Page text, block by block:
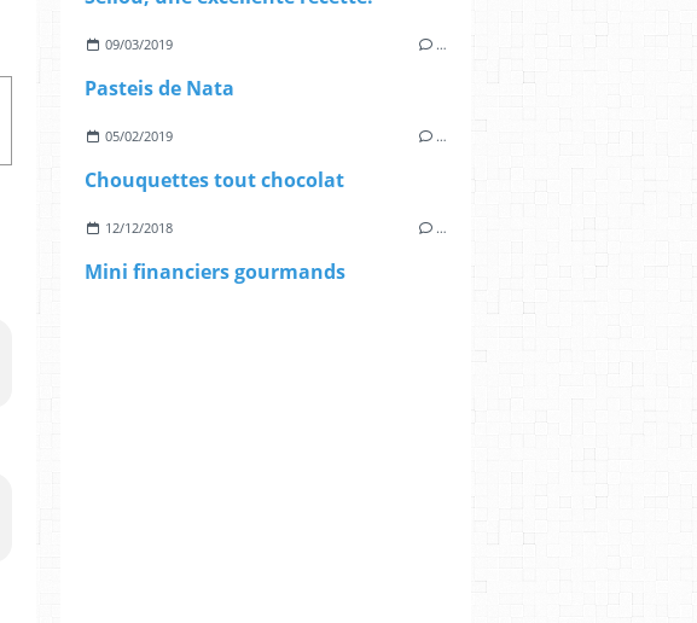
09/03/2019 …
Pasteis de Nata
05/02/2019 …
Chouquettes tout chocolat
12/12/2018 …
Mini financiers gourmands